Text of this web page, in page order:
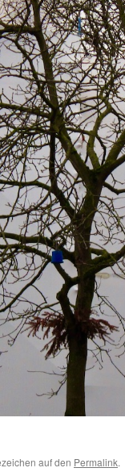
auf den Permalink.